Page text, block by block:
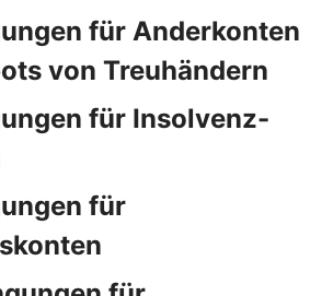
für Anderkonten
von Treuhändern
für Insolvenz-
für